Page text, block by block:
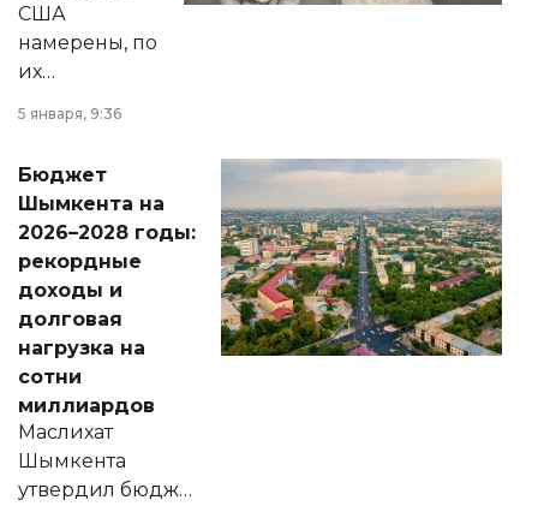
США
намерены, по
их
принести
народу
Венесуэлы.
5 января, 9:36
Бюджет
Шымкента на
2026–2028 годы:
рекордные
доходы и
долговая
нагрузка на
сотни
миллиардов
Маслихат
Шымкента
утвердил бюджет